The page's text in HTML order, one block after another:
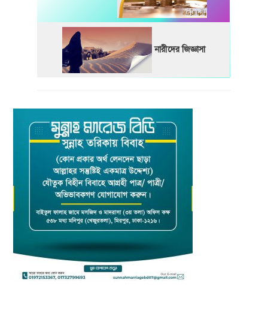
নারীদের জিজ্ঞাসা